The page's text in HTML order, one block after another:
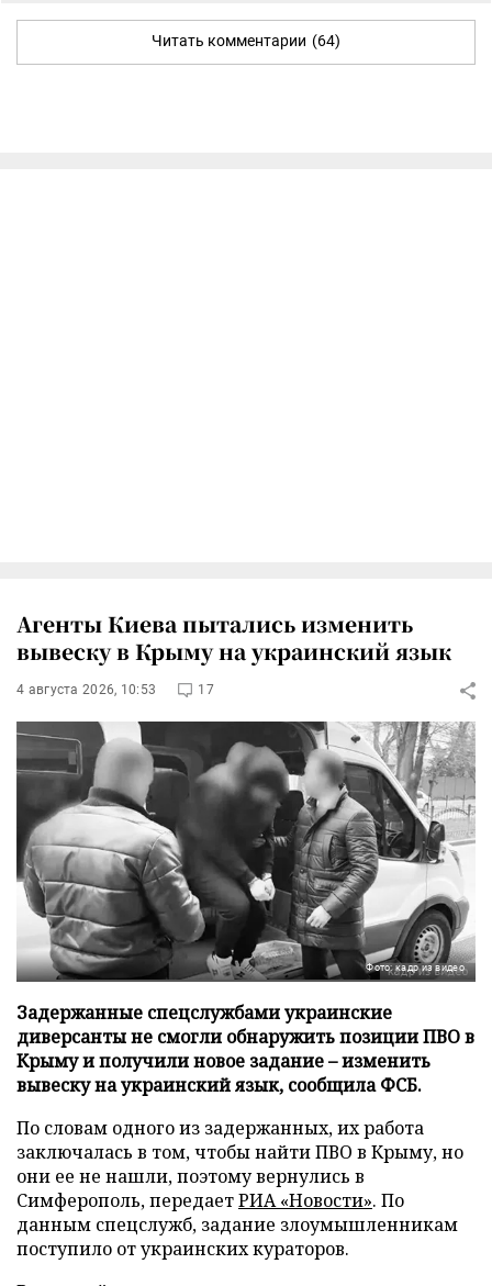
Читать комментарии (64)
Агенты Киева пытались изменить
вывеску в Крыму на украинский язык
4 августа 2026, 10:53 17
Фото: кадр из видео
Задержанные спецслужбами украинские
диверсанты не смогли обнаружить позиции ПВО в
Крыму и получили новое задание – изменить
вывеску на украинский язык, сообщила ФСБ.
По словам одного из задержанных, их работа
заключалась в том, чтобы найти ПВО в Крыму, но
они ее не нашли, поэтому вернулись в
Симферополь, передаетРИА «Новости». По
данным спецслужб, задание злоумышленникам
поступило от украинских кураторов.